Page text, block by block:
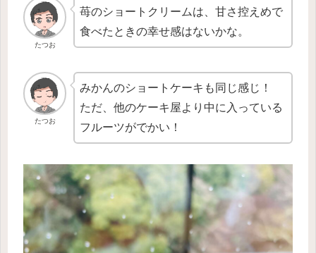
たつお
苺のショートクリームは、甘さ控えめで
食べたときの幸せ感はないかな。
たつお
みかんのショートケーキも同じ感じ！
ただ、他のケーキ屋より中に入っている
フルーツがでかい！